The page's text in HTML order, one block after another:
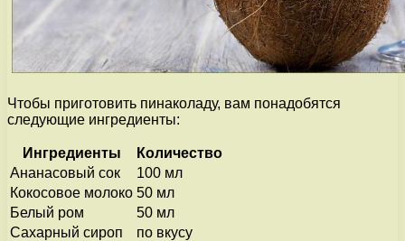
Чтобы приготовить пинаколаду, вам понадобятся
следующие ингредиенты:
Ингредиенты
Количество
Ананасовый сок
100 мл
Кокосовое молоко 50 мл
Белый ром
50 мл
Сахарный сироп
по вкусу